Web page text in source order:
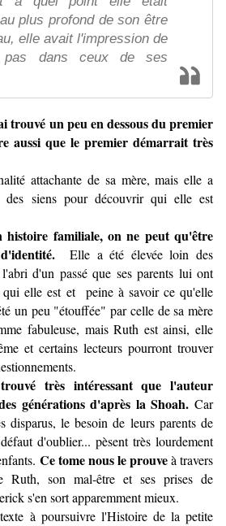
plus profond de son être
elle avait l'impression de
pas dans ceux de ses
trouvé un peu en dessous du premier
aussi que le premier démarrait très
attachante de sa mère, mais elle a
siens pour découvrir qui elle est
histoire familiale, on ne peut qu'être
Elle a été élevée loin des
d'un passé que ses parents lui ont
elle est et peine à savoir ce qu'elle
un peu "étouffée" par celle de sa mère
fabuleuse, mais Ruth est ainsi, elle
et certains lecteurs pourront trouver
très intéressant que l'auteur
générations d'après la Shoah. Car
disparus, le besoin de leurs parents de
d'oublier... pèsent très lourdement
Ce tome nous le prouveà travers
Ruth, son mal-être et ses prises de
s'en sort apparemment mieux.
à poursuivre l'Histoire de la petite